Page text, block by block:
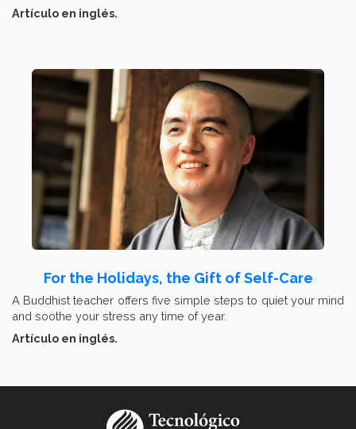
Artículo en inglés.
For the Holidays, the Gift of Self-Care
A Buddhist teacher offers five simple steps to quiet your mind
and soothe your stress any time of year.
Artículo en inglés.